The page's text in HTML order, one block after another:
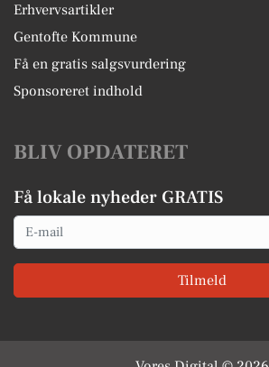
Erhvervsartikler
Gentofte Kommune
Få en gratis salgsvurdering
Sponsoreret indhold
BLIV OPDATERET
Få lokale nyheder GRATIS
Email
Tilmeld